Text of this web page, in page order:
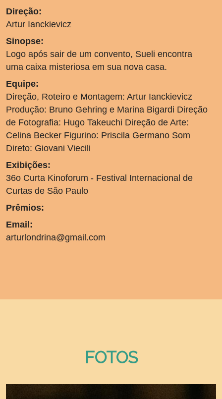
Direção:
Artur Ianckievicz
Sinopse:
Logo após sair de um convento, Sueli encontra
uma caixa misteriosa em sua nova casa.
Equipe:
Direção, Roteiro e Montagem: Artur Ianckievicz
Produção: Bruno Gehring e Marina Bigardi Direção
de Fotografia: Hugo Takeuchi Direção de Arte:
Celina Becker Figurino: Priscila Germano Som
Direto: Giovani Viecili
Exibições:
36o Curta Kinoforum - Festival Internacional de
Curtas de São Paulo
Prêmios:
Email:
arturlondrina@gmail.com
FOTOS